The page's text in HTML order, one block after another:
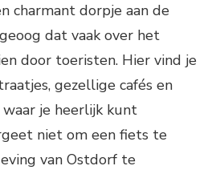
charmant dorpje aan de
dat vaak over het
door toeristen. Hier vind je
gezellige cafés en
je heerlijk kunt
niet om een fiets te
van Ostdorf te